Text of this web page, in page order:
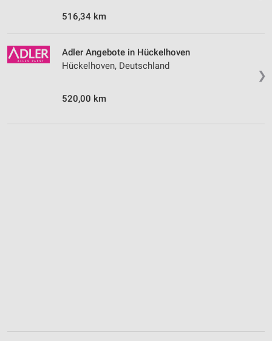
516,34 km
❯
Adler Angebote in Hückelhoven
Hückelhoven, Deutschland
520,00 km